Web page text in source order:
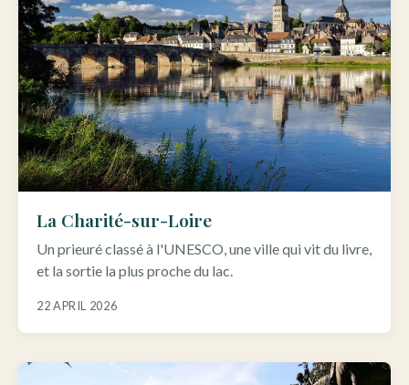
La Charité-sur-Loire
Un prieuré classé à l'UNESCO, une ville qui vit du livre,
et la sortie la plus proche du lac.
22 APRIL 2026